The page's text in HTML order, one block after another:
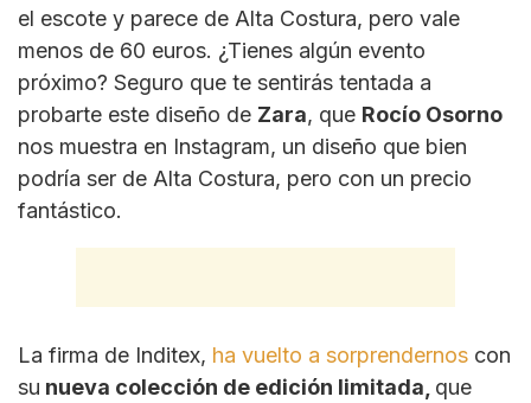
el escote y parece de Alta Costura, pero vale
menos de 60 euros. ¿Tienes algún evento
próximo? Seguro que te sentirás tentada a
probarte este diseño de Zara, que Rocío Osorno
nos muestra en Instagram, un diseño que bien
podría ser de Alta Costura, pero con un precio
fantástico.
La firma de Inditex, ha vuelto a sorprendernos con
su nueva colección de edición limitada, que